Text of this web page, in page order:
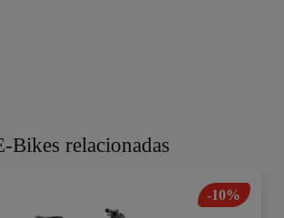
Bikes relacionadas
-10%